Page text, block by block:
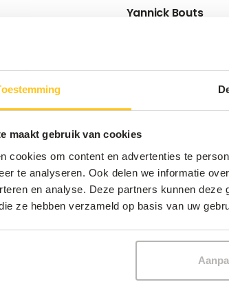
maakt gebruik van cookies
cookies om content en advertenties te
te analyseren. Ook delen we informatie
en analyse. Deze partners kunnen
ze hebben verzameld op basis van uw
Yannick Bouts